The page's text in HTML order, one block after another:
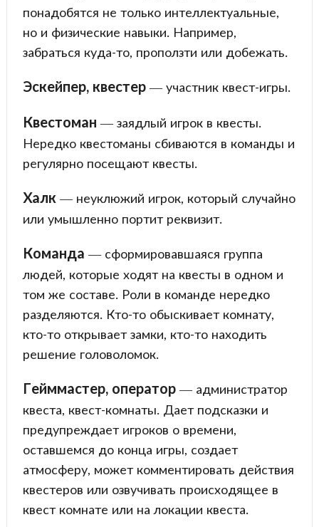
понадобятся не только интеллектуальные,
но и физические навыки. Например,
забраться куда-то, проползти или добежать.
Эскейпер, квестер— участник квест-игры.
Квестоман — заядлый игрок в квесты.
Нередко квестоманы сбиваются в команды и
регулярно посещают квесты.
Халк — неуклюжий игрок, который случайно
или умышленно портит реквизит.
Команда — сформировавшаяся группа
людей, которые ходят на квесты в одном и
том же составе. Роли в команде нередко
разделяются. Кто-то обыскивает комнату,
кто-то открывает замки, кто-то находить
решение головоломок.
Гейммастер, оператор— администратор
квеста, квест-комнаты. Дает подсказки и
предупреждает игроков о времени,
оставшемся до конца игры, создает
атмосферу, может комментировать действия
квестеров или озвучивать происходящее в
квест комнате или на локации квеста.